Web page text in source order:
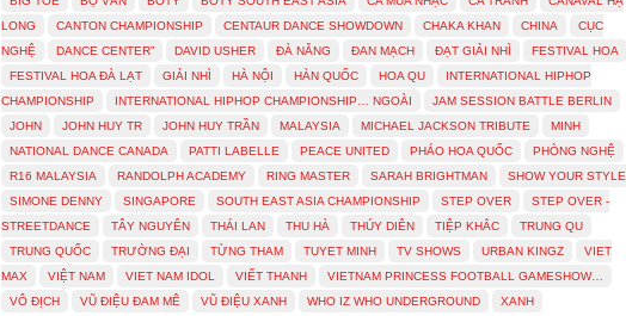
LONG
CANTON CHAMPIONSHIP CENTAUR DANCE SHOWDOWN CHAKA KHAN CHINA
CỤC
NGHỆ
DANCE CENTER” DAVID USHER ĐÀ NẴNG ĐAN MẠCH ĐẠT GIẢI NHÌ
FESTIVAL HOA
FESTIVAL HOA ĐÀ LẠT
GIẢI NHÌ HÀ NỘI HÀN QUỐC HOA QU
INTERNATIONAL HIPHOP
CHAMPIONSHIP
INTERNATIONAL HIPHOP CHAMPIONSHIP… NGOÀI
JAM SESSION BATTLE BERLIN
JOHN
JOHN HUY TR JOHN HUY TRẦN MALAYSIA MICHAEL JACKSON TRIBUTE
MINH
NATIONAL DANCE CANADA
PATTI LABELLE PEACE UNITED PHÁO HOA QUỐC
PHÒNG NGHỆ
R16 MALAYSIA
RANDOLPH ACADEMY RING MASTER SARAH BRIGHTMAN
SHOW YOUR STYLE
SIMONE DENNY
SINGAPORE SOUTH EAST ASIA CHAMPIONSHIP STEP OVER
STEP OVER -
STREETDANCE
TÂY NGUYÊN THÁI LAN THU HÀ THÚY DIÊN TIỆP KHẮC
TRUNG QU
TRUNG QUỐC
TRƯỜNG ĐẠI TỪNG THAM TUYET MINH TV SHOWS URBAN KINGZ
VIET
MAX
VIỆT NAM VIET NAM IDOL VIẾT THANH
VIETNAM PRINCESS FOOTBALL GAMESHOW…
VÔ ĐỊCH
VŨ ĐIỆU ĐAM MÊ VŨ ĐIỆU XANH WHO IZ WHO UNDERGROUND XANH